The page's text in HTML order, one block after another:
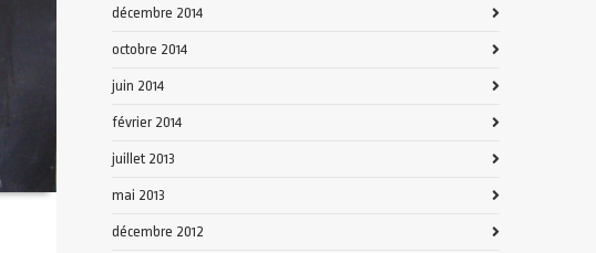
décembre 2014
octobre 2014
juin 2014
février 2014
juillet 2013
mai 2013
décembre 2012